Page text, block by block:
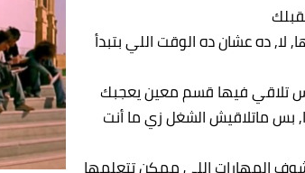
ده عشان ده الوقت اللي بتبدأ
تلاقي فيها قسم معين يعجبك
بس ماتلاقيش الشغل زي ما أنت
المهارات اللي ممكن تتعلمها